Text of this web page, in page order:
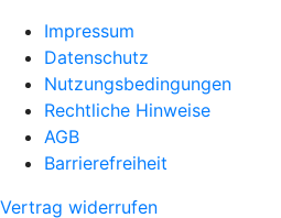
Impressum
Datenschutz
Nutzungsbedingungen
Rechtliche Hinweise
AGB
Barrierefreiheit
Vertrag widerrufen